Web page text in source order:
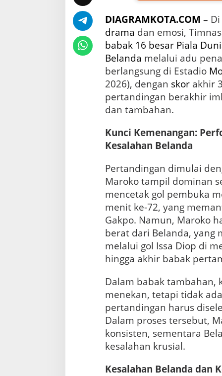
n
D
r
a
m
t
i
s
d
i
a
b
a
P
e
a
t
i
DIAGRAMKOTA.COM – Di
drama dan emosi, Timnas
babak 16 besar Piala
Belanda melalui adu
berlangsung di Estadio
2026), dengan skorakhir
pertandingan berakhir
dan tambahan.
Kunci Kemenangan:
Kesalahan Belanda
Pertandingan dimulai
Maroko tampil dominan
mencetak gol pembuka
menit ke-72, yang
Gakpo. Namun, Maroko
berat dari Belanda, yang
melalui gol Issa Diop di
hingga akhir babak
Dalam babak tambahan,
menekan, tetapi tidak
pertandingan harus
Dalam proses tersebut,
konsisten, sementara
kesalahan krusial.
Kesalahan Belanda dan